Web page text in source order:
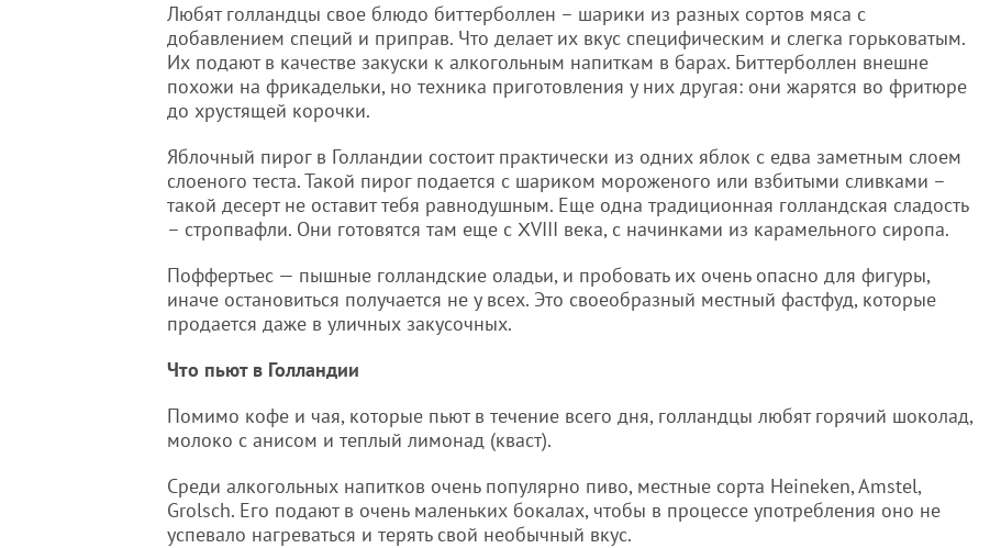
Любят голландцы свое блюдо биттерболлен – шарики из разных сортов мяса с
добавлением специй и приправ. Что делает их вкус специфическим и слегка горьковатым.
Их подают в качестве закуски к алкогольным напиткам в барах. Биттерболлен внешне
похожи на фрикадельки, но техника приготовления у них другая: они жарятся во фритюре
до хрустящей корочки.
Яблочный пирог в Голландии состоит практически из одних яблок с едва заметным слоем
слоеного теста. Такой пирог подается с шариком мороженого или взбитыми сливками –
такой десерт не оставит тебя равнодушным. Еще одна традиционная голландская сладость
– стропвафли. Они готовятся там еще с ΧVIII века, с начинками из карамельного сиропа.
Поффертьес — пышные голландские оладьи, и пробовать их очень опасно для фигуры,
иначе остановиться получается не у всех. Это своеобразный местный фастфуд, которые
продается даже в уличных закусочных.
Что пьют в Голландии
Помимо кофе и чая, которые пьют в течение всего дня, голландцы любят горячий шоколад,
молоко с анисом и теплый лимонад (кваст).
Среди алкогольных напитков очень популярно пиво, местные сорта Heineken, Amstel,
Grolsch. Его подают в очень маленьких бокалах, чтобы в процессе употребления оно не
успевало нагреваться и терять свой необычный вкус.